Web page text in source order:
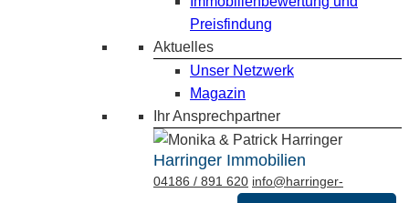
Preisfindung
Aktuelles
Unser Netzwerk
Magazin
Ihr Ansprechpartner
Harringer Immobilien
04186 / 891 620 info@harringer-